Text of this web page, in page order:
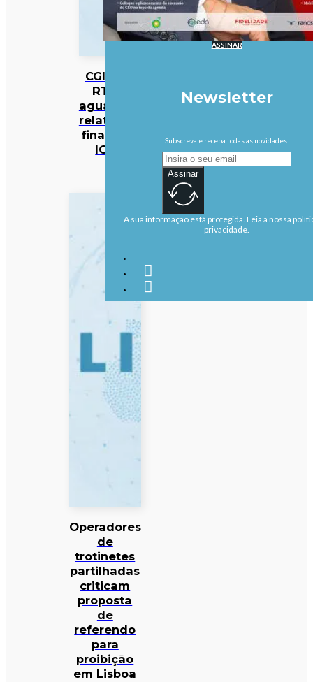
CGI da
RTP
aguarda
relatório
final da
IGF
Operadores
de
trotinetes
partilhadas
criticam
proposta
de
referendo
para
proibição
em Lisboa
ASSINAR
Newsletter
Subscreva e receba todas as novidades.
Assinar
A sua informação está protegida. Leia a nossa
privacidade.